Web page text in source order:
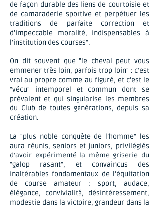
de façon durable des liens de courtoisie et
de camaraderie sportive et perpétuer les
traditions de parfaite correction et
d'impeccable moralité, indispensables à
l'institution des courses".
On dit souvent que "le cheval peut vous
emmener très loin, parfois trop loin" : c’est
vrai au propre comme au figuré, et c’est le
"vécu" intemporel et commun dont se
prévalent et qui singularise les membres
du Club de toutes générations, depuis sa
création.
La "plus noble conquête de l’homme" les
aura réunis, seniors et juniors, privilégiés
d’avoir expérimenté la même griserie du
"galop rasant", et convaincus des
inaltérables fondamentaux de l’équitation
de course amateur : sport, audace,
élégance, convivialité, désintéressement,
modestie dans la victoire, grandeur dans la